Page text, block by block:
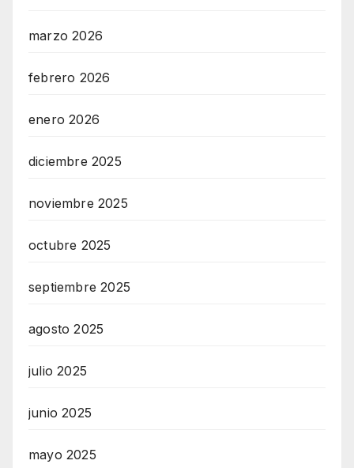
marzo 2026
febrero 2026
enero 2026
diciembre 2025
noviembre 2025
octubre 2025
septiembre 2025
agosto 2025
julio 2025
junio 2025
mayo 2025